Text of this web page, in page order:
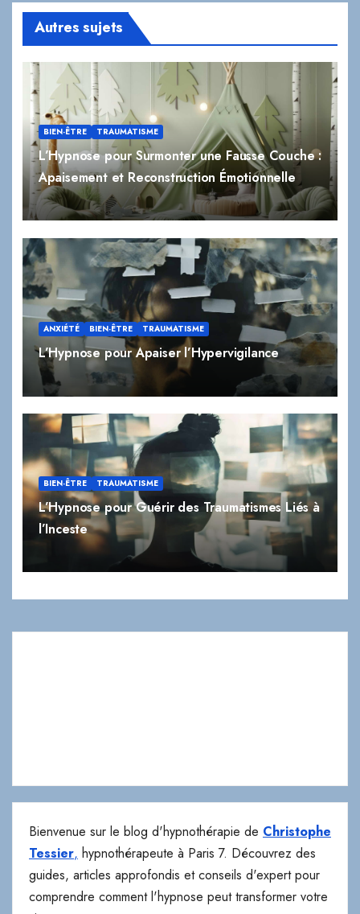
Autres sujets
BIEN-ÊTRE TRAUMATISME
L’Hypnose pour Surmonter une Fausse Couche :
Apaisement et Reconstruction Émotionnelle
ANXIÉTÉ BIEN-ÊTRE TRAUMATISME
L’Hypnose pour Apaiser l’Hypervigilance
BIEN-ÊTRE TRAUMATISME
L’Hypnose pour Guérir des Traumatismes Liés à
l’Inceste
Tessier,hypnothérapeute à Paris 7. Découvrez des
comprendre comment l'hypnose peut transformer votre
vie.